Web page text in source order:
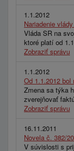
1.1.2012
Nariadenie
Vláda SR na
ktoré platí od
Zobraziť správu
1.1.2012
Od 1.1.2012
Zmena sa týka
zverejňovať
Zobraziť správu
16.11.2011
Novela č. 382/
V súvislosti s